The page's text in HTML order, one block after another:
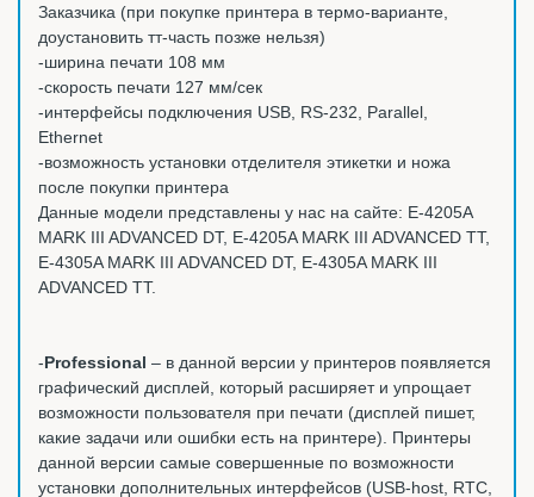
Заказчика (при покупке принтера в термо-варианте,
доустановить тт-часть позже нельзя)
-ширина печати 108 мм
-скорость печати 127 мм/сек
-интерфейсы подключения USB, RS-232, Parallel,
Ethernet
-возможность установки отделителя этикетки и ножа
после покупки принтера
Данные модели представлены у нас на сайте: E-4205A
MARK III ADVANCED DT, E-4205A MARK III ADVANCED TT,
E-4305A MARK III ADVANCED DT, E-4305A MARK III
ADVANCED TT.
-Professional – в данной версии у принтеров появляется
графический дисплей, который расширяет и упрощает
возможности пользователя при печати (дисплей пишет,
какие задачи или ошибки есть на принтере). Принтеры
данной версии самые совершенные по возможности
установки дополнительных интерфейсов (USB-host, RTC,